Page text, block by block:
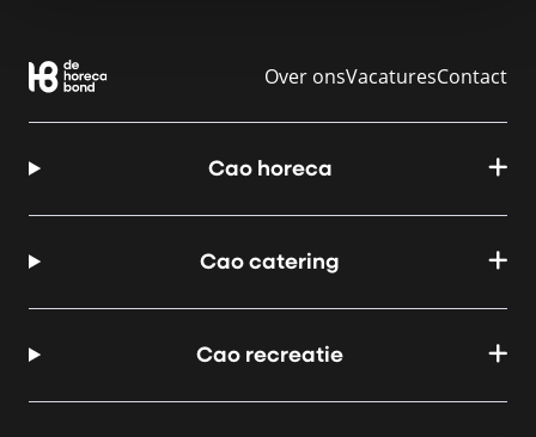
Over onsVacaturesContact
Cao horeca
Cao catering
Cao recreatie